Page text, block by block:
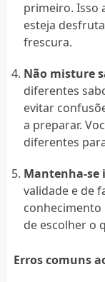
primeiro. Isso
esteja
frescura.
Não misture
diferentes
evitar
a preparar.
diferentes
Mantenha-se
validade e de
de escolher o
Erros comuns